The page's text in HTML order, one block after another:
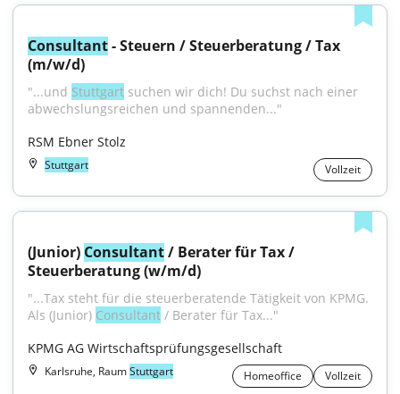
Consultant - Steuern / Steuerberatung / Tax
(m/w/d)
"...und Stuttgart suchen wir dich! Du suchst nach einer
abwechslungsreichen und spannenden..."
RSM Ebner Stolz
Stuttgart Vollzeit
(Junior) Consultant / Berater für Tax /
Steuerberatung (w/m/d)
"...Tax steht für die steuerberatende Tätigkeit von KPMG.
Als (Junior) Consultant / Berater für Tax..."
KPMG AG Wirtschaftsprüfungsgesellschaft
Karlsruhe, RaumStuttgart Homeoffice Vollzeit